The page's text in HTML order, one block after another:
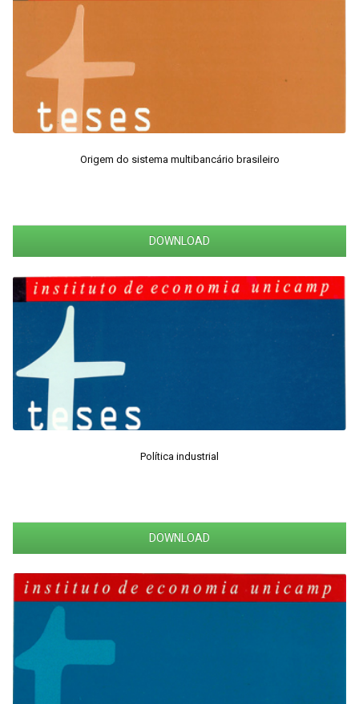
Origem do sistema multibancário brasileiro
DOWNLOAD
Política industrial
DOWNLOAD